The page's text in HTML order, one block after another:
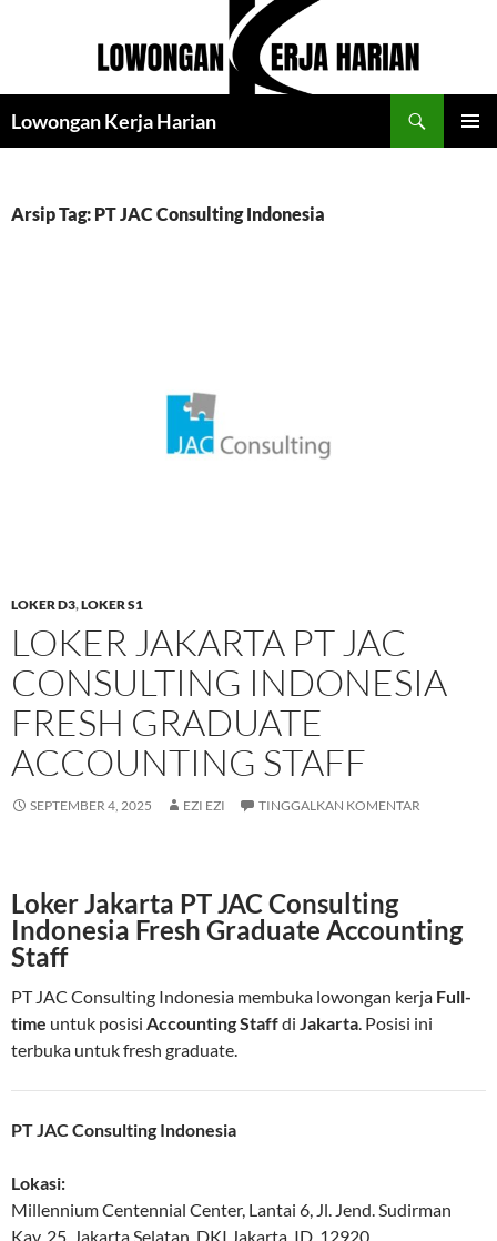
Lowongan Kerja Harian
Arsip Tag: PT JAC Consulting Indonesia
LOKER D3,LOKER S1
LOKER JAKARTA PT JAC
CONSULTING INDONESIA
FRESH GRADUATE
ACCOUNTING STAFF
SEPTEMBER 4, 2025 EZI EZI TINGGALKAN KOMENTAR
Loker Jakarta PT JAC Consulting
Indonesia Fresh Graduate Accounting
Staff
PT JAC Consulting Indonesia membuka lowongan kerja Full-
time untuk posisi Accounting Staffdi Jakarta. Posisi ini
terbuka untuk fresh graduate.
PT JAC Consulting Indonesia
Lokasi:
Millennium Centennial Center, Lantai 6, Jl. Jend. Sudirman
Kav. 25, Jakarta Selatan, DKI Jakarta, ID, 12920